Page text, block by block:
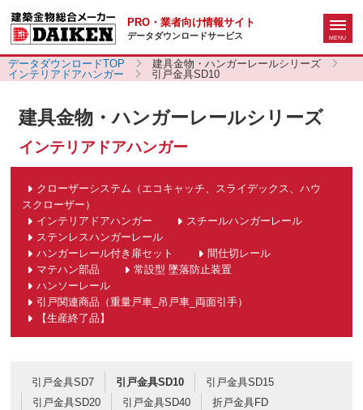
PRO・業者向け情報サイト
データダウンロードサービス
データダウンロードTOP
建具金物・ハンガーレールシリーズ
インテリアドアハンガー
引戸金具SD10
建具金物・ハンガーレールシリーズ
インテリアドアハンガー
クローザーシステム（エコキャッチ、スライデックス、ハウ
スクローザー）
インテリアドアハンガー
スチールハンガーレール
ステンレスハンガーレール
ハンガーレール付き扉セット
間仕切レール
マテハン部品
常設型 墜落防止装置
ハンソーレール
引戸関連商品（重量戸車_吊戸車_両面引手）
【生産終了品】
引戸金具SD7 引戸金具SD10
引戸金具SD15
引戸金具SD20
引戸金具SD40
折戸金具FD